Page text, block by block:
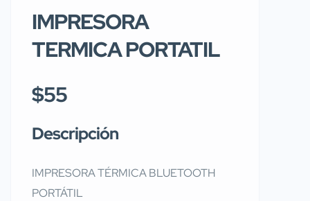
IMPRESORA
TERMICA PORTATIL
$55
Descripción
IMPRESORA TÉRMICA BLUETOOTH
PORTÁTIL